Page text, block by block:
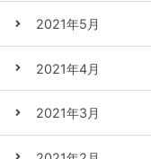
2021年5月
2021年4月
2021年3月